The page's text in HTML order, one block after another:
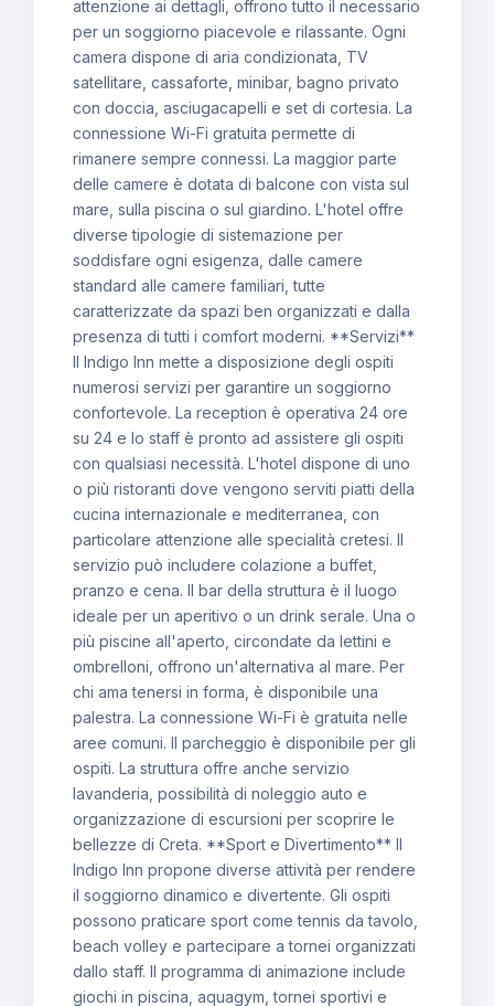
attenzione ai dettagli, offrono tutto il necessario
per un soggiorno piacevole e rilassante. Ogni
camera dispone di aria condizionata, TV
satellitare, cassaforte, minibar, bagno privato
con doccia, asciugacapelli e set di cortesia. La
connessione Wi-Fi gratuita permette di
rimanere sempre connessi. La maggior parte
delle camere è dotata di balcone con vista sul
mare, sulla piscina o sul giardino. L'hotel offre
diverse tipologie di sistemazione per
soddisfare ogni esigenza, dalle camere
standard alle camere familiari, tutte
caratterizzate da spazi ben organizzati e dalla
presenza di tutti i comfort moderni. **Servizi**
Il Indigo Inn mette a disposizione degli ospiti
numerosi servizi per garantire un soggiorno
confortevole. La reception è operativa 24 ore
su 24 e lo staff è pronto ad assistere gli ospiti
con qualsiasi necessità. L'hotel dispone di uno
o più ristoranti dove vengono serviti piatti della
cucina internazionale e mediterranea, con
particolare attenzione alle specialità cretesi. Il
servizio può includere colazione a buffet,
pranzo e cena. Il bar della struttura è il luogo
ideale per un aperitivo o un drink serale. Una o
più piscine all'aperto, circondate da lettini e
ombrelloni, offrono un'alternativa al mare. Per
chi ama tenersi in forma, è disponibile una
palestra. La connessione Wi-Fi è gratuita nelle
aree comuni. Il parcheggio è disponibile per gli
ospiti. La struttura offre anche servizio
lavanderia, possibilità di noleggio auto e
organizzazione di escursioni per scoprire le
bellezze di Creta. **Sport e Divertimento** Il
Indigo Inn propone diverse attività per rendere
il soggiorno dinamico e divertente. Gli ospiti
possono praticare sport come tennis da tavolo,
beach volley e partecipare a tornei organizzati
dallo staff. Il programma di animazione include
giochi in piscina, aquagym, tornei sportivi e